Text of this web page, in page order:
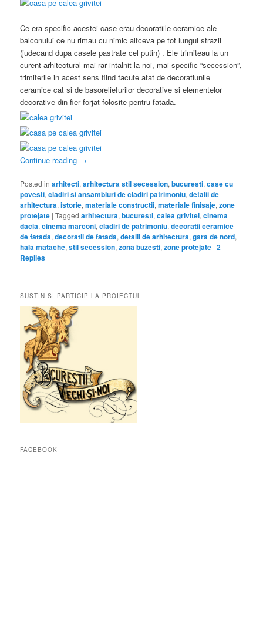
Ce era specific acestei case erau decoratiile ceramice ale
balconului ce nu rimau cu nimic altceva pe tot lungul strazii
(judecand dupa casele pastrate cel putin) . Ele trimiteau la un
curent arhitectural mai rar intalnit la noi, mai specific “secession”,
trimiterile in acest sens fiind facute atat de decoratiunile
ceramice cat si de basoreliefurilor decorative si elementelor
decorative din fier forjat folosite pentru fatada.
Continue reading →
Posted in arhitecti,arhitectura stil secession,bucuresti,case cu
povesti,cladiri si ansambluri de cladiri patrimoniu,detalii de
arhitectura,istorie,materiale constructii,materiale finisaje,zone
protejate |Tagged arhitectura,bucuresti,calea grivitei,cinema
dacia,cinema marconi,cladiri de patrimoniu,decoratii ceramice
de fatada,decoratii de fatada,detalii de arhitectura,gara de nord,
hala matache,stil secession,zona buzesti,zone protejate |2
Replies
SUSTIN SI PARTICIP LA PROIECTUL
FACEBOOK